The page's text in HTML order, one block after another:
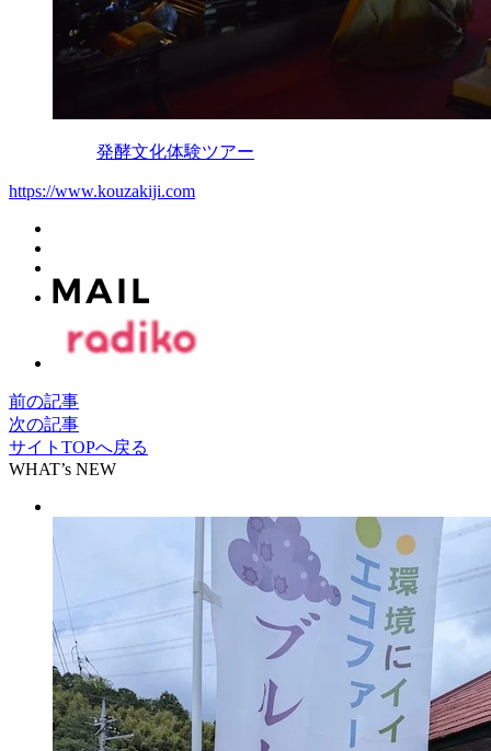
発酵文化体験ツアー
https://www.kouzakiji.com
前の記事
次の記事
サイトTOPへ戻る
WHAT’s NEW